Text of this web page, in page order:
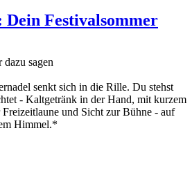
Festivalsommer
dazu sagen
senkt sich in die Rille. Du stehst
- Kaltgetränk in der Hand, mit kurzem
und Sicht zur Bühne - auf
Himmel.*